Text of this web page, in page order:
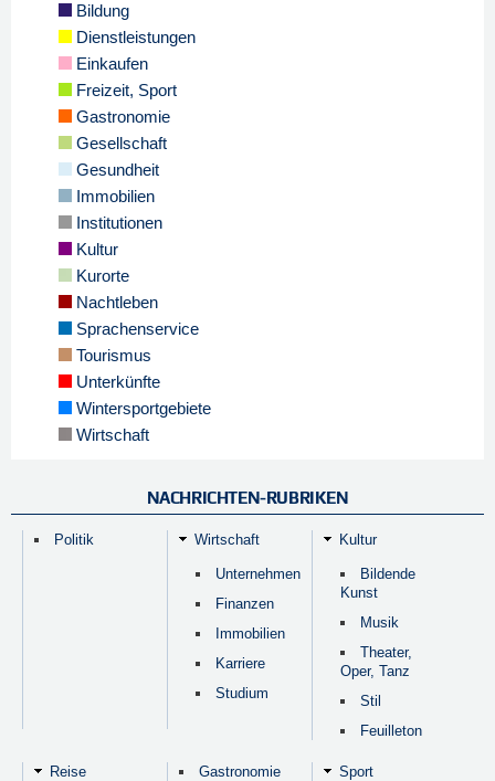
Bildung
Dienstleistungen
Einkaufen
Freizeit, Sport
Gastronomie
Gesellschaft
Gesundheit
Immobilien
Institutionen
Kultur
Kurorte
Nachtleben
Sprachenservice
Tourismus
Unterkünfte
Wintersportgebiete
Wirtschaft
NACHRICHTEN-RUBRIKEN
Politik Wirtschaft
Unternehmen
Finanzen
Immobilien
Karriere
Studium
Kultur
Bildende
Kunst
Musik
Theater,
Oper, Tanz
Stil
Feuilleton
Reise Gastronomie Sport